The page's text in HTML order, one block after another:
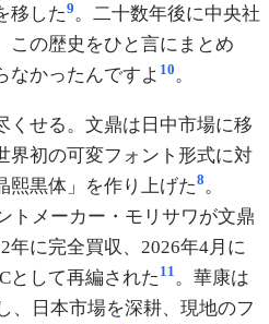
移した9。二十数年後に中央社
この歴史をひと言にまとめ
なかったんですよ 10。
くせる。文鼎は日中市場に移
界初の可変フォント形式に対
熙黒体」を作り上げた8 。
トメーカー・モリサワが文鼎
年に完全買収、2026年4月に
として再編された 11 。華康は
、日本市場を深耕、現地のフ